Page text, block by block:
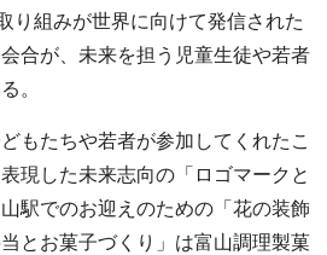
り組みが世界に向けて発信された
合が、未来を担う児童生徒や若者
。
もたちや若者が参加してくれたこ
現した未来志向の「ロゴマークと
駅でのお迎えのための「花の装飾
とお菓子づくり」は富山調理製菓